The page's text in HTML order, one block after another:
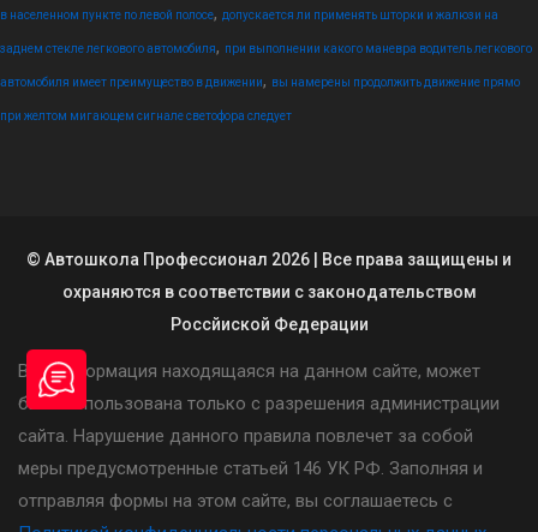
в населенном пункте по левой полосе, допускается ли применять шторки и жалюзи на
заднем стекле легкового автомобиля, при выполнении какого маневра водитель легкового
автомобиля имеет преимущество в движении, вы намерены продолжить движение прямо
при желтом мигающем сигнале светофора следует
© Автошкола Профессионал 2026 | Все права защищены и
охраняются в соответствии с законодательством
Россйиской Федерации
Вся информация находящаяся на данном сайте, может
быть использована только с разрешения администрации
сайта. Нарушение данного правила повлечет за собой
меры предусмотренные статьей 146 УК РФ. Заполняя и
отправляя формы на этом сайте, вы соглашаетесь с